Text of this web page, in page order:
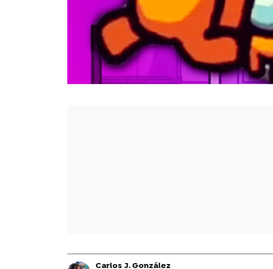
Carlos J. González